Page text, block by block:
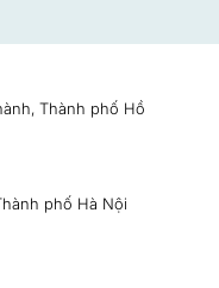
Thành phố Hồ
phố Hà Nội